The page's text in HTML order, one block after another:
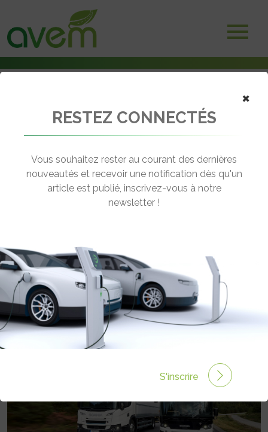
Les lauréats de l’appel à projet véhicules lourds électriques de
← Revenir aux actualités
LES LAURÉATS DE L’APPEL À PROJET
VÉHICULES LOURDS ÉLECTRIQUES
DE L’ADEME
Rédigé par Julie ALUNNO le 15 Déc 2022 à 08:00
commentaires
×
RESTEZ CONNECTÉS
Vous souhaitez rester au courant des dernières
nouveautés et recevoir une notification dès qu'un
article est publié, inscrivez-vous à notre
newsletter !
S'inscrire